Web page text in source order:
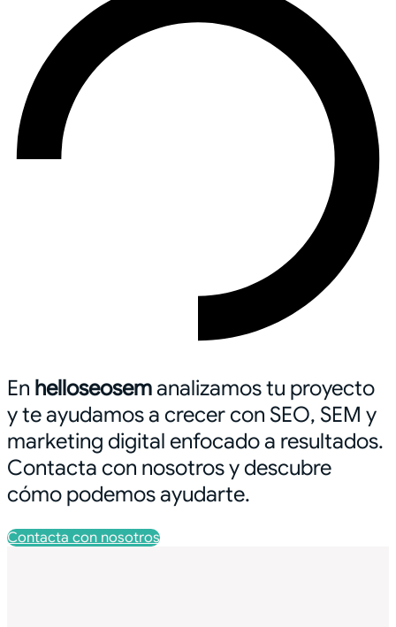
En helloseosemanalizamos tu proyecto
y te ayudamos a crecer con SEO, SEM y
marketing digital enfocado a resultados.
Contacta con nosotros y descubre
cómo podemos ayudarte.
Contacta con nosotros